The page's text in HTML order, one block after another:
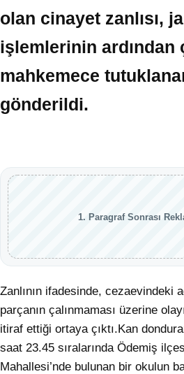
olan cinayet zanlısı,
işlemlerinin ardından
mahkemece
gönderildi.
1. Paragraf Sonrası
Zanlının ifadesinde, cezaevindeki
parçanın çalınmaması üzerine
itiraf ettiği ortaya çıktı.Kan
saat 23.45 sıralarında Ödemiş
Mahallesi’nde bulunan bir okulun